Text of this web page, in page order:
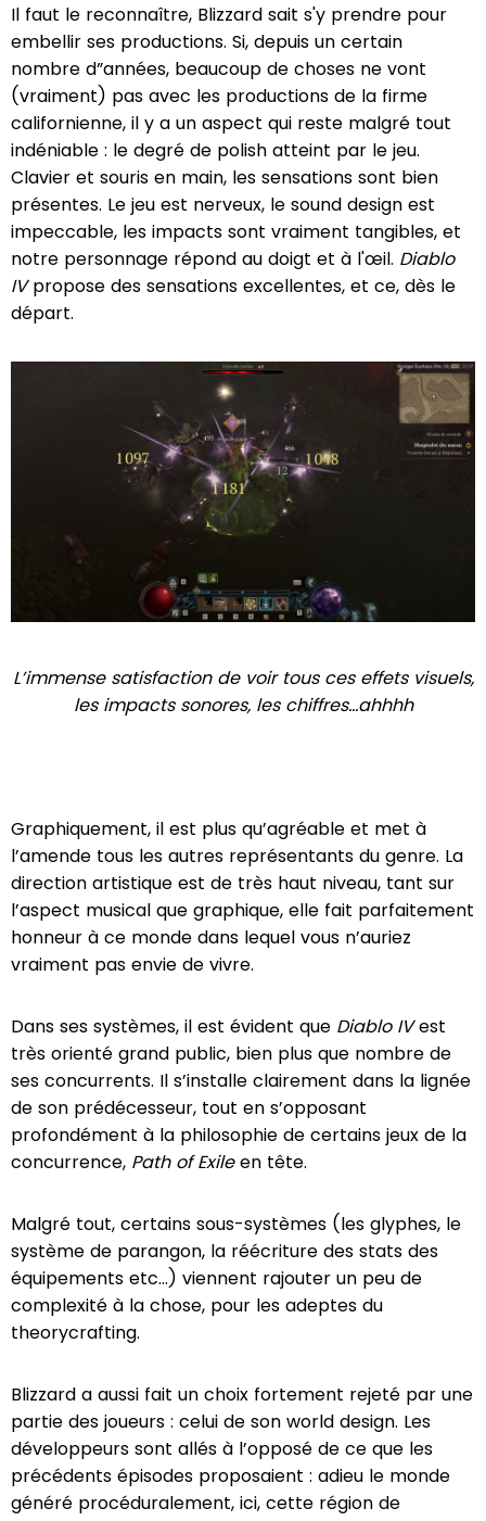
Il faut le reconnaître, Blizzard sait s'y prendre pour
embellir ses productions. Si, depuis un certain
nombre d”années, beaucoup de choses ne vont
(vraiment) pas avec les productions de la firme
californienne, il y a un aspect qui reste malgré tout
indéniable : le degré de polish atteint par le jeu.
Clavier et souris en main, les sensations sont bien
présentes. Le jeu est nerveux, le sound design est
impeccable, les impacts sont vraiment tangibles, et
notre personnage répond au doigt et à l'œil. Diablo
IVpropose des sensations excellentes, et ce, dès le
départ.
L’immense satisfaction de voir tous ces effets visuels,
les impacts sonores, les chiffres…ahhhh
Graphiquement, il est plus qu’agréable et met à
l’amende tous les autres représentants du genre. La
direction artistique est de très haut niveau, tant sur
l’aspect musical que graphique, elle fait parfaitement
honneur à ce monde dans lequel vous n’auriez
vraiment pas envie de vivre.
Dans ses systèmes, il est évident que Diablo IVest
très orienté grand public, bien plus que nombre de
ses concurrents. Il s’installe clairement dans la lignée
de son prédécesseur, tout en s’opposant
profondément à la philosophie de certains jeux de la
concurrence, Path of Exileen tête.
Malgré tout, certains sous-systèmes (les glyphes, le
système de parangon, la réécriture des stats des
équipements etc…) viennent rajouter un peu de
complexité à la chose, pour les adeptes du
theorycrafting.
Blizzard a aussi fait un choix fortement rejeté par une
partie des joueurs : celui de son world design. Les
développeurs sont allés à l’opposé de ce que les
précédents épisodes proposaient : adieu le monde
généré procéduralement, ici, cette région de